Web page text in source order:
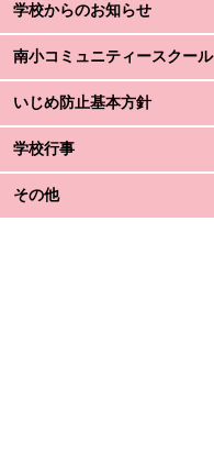
学校からのお知らせ
南小コミュニティースクール
いじめ防止基本方針
学校行事
その他